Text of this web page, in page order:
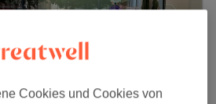
Cookies und Cookies von